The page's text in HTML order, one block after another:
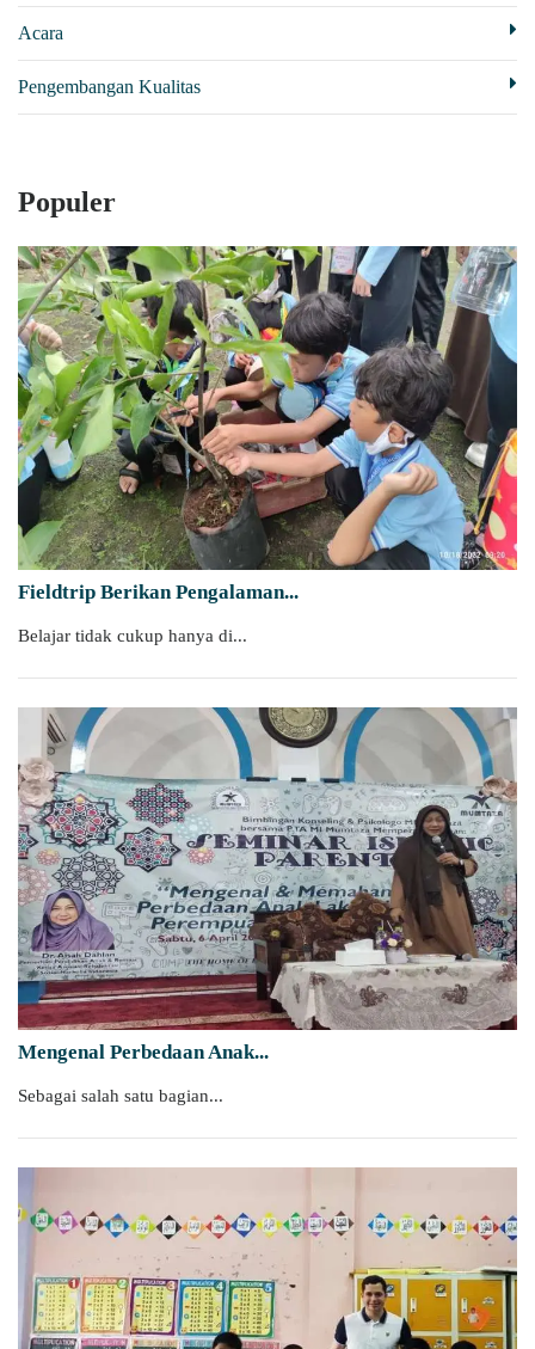
Acara
Pengembangan Kualitas
Populer
Fieldtrip Berikan Pengalaman...
Belajar tidak cukup hanya di...
Mengenal Perbedaan Anak...
Sebagai salah satu bagian...